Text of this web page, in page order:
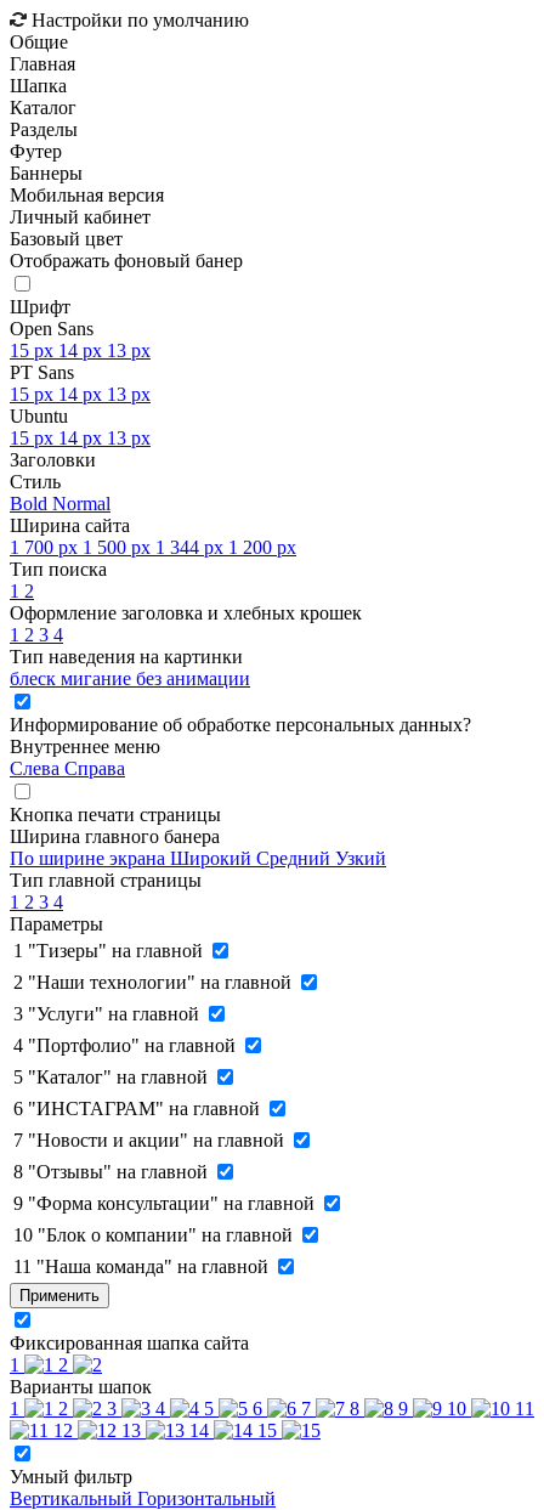
Настройки по умолчанию
Общие
Главная
Шапка
Каталог
Разделы
Футер
Баннеры
Мобильная версия
Личный кабинет
Базовый цвет
Отображать фоновый банер
Шрифт
Open Sans
15 px 14 px 13 px
PT Sans
15 px 14 px 13 px
Ubuntu
15 px 14 px 13 px
Заголовки
Стиль
Bold Normal
Ширина сайта
1 700 px 1 500 px 1 344 px 1 200 px
Тип поиска
1 2
Оформление заголовка и хлебных крошек
1 2 3 4
Тип наведения на картинки
блеск мигание без анимации
Информирование об обработке персональных данных?
Внутреннее меню
Слева Справа
Кнопка печати страницы
Ширина главного банера
По ширине экрана Широкий Средний Узкий
Тип главной страницы
1 2 3 4
Параметры
1 "Тизеры" на главной
2 "Наши технологии" на главной
3 "Услуги" на главной
4 "Портфолио" на главной
5 "Каталог" на главной
6 "ИНСТАГРАМ" на главной
7 "Новости и акции" на главной
8 "Отзывы" на главной
9 "Форма консультации" на главной
10 "Блок о компании" на главной
11 "Наша команда" на главной
Применить
Фиксированная шапка сайта
1
2
Варианты шапок
1
2 3 4 5 6 7 8 9 10
11
12
13 14 15
Умный фильтр
Вертикальный Горизонтальный